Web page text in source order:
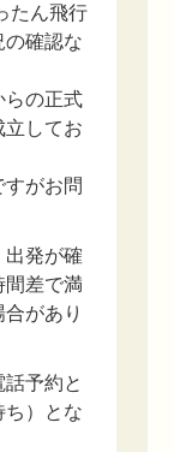
たん飛行
の確認な
らの正式
立してお
がお問
発が確
間差で満
があり
予約と
ち）とな